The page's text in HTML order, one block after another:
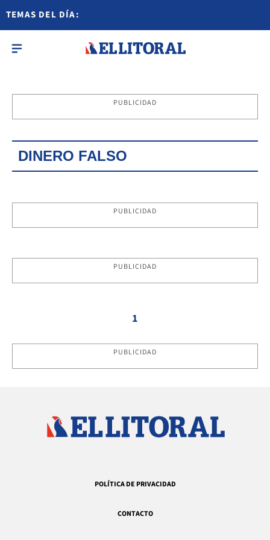
TEMAS DEL DÍA:
PUBLICIDAD
DINERO FALSO
PUBLICIDAD
PUBLICIDAD
1
PUBLICIDAD
POLÍTICA DE PRIVACIDAD
CONTACTO